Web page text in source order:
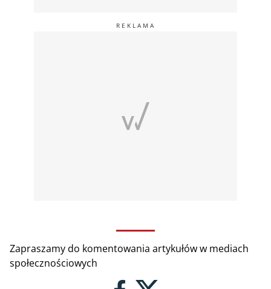
Zapraszamy do komentowania artykułów w mediach
społecznościowych